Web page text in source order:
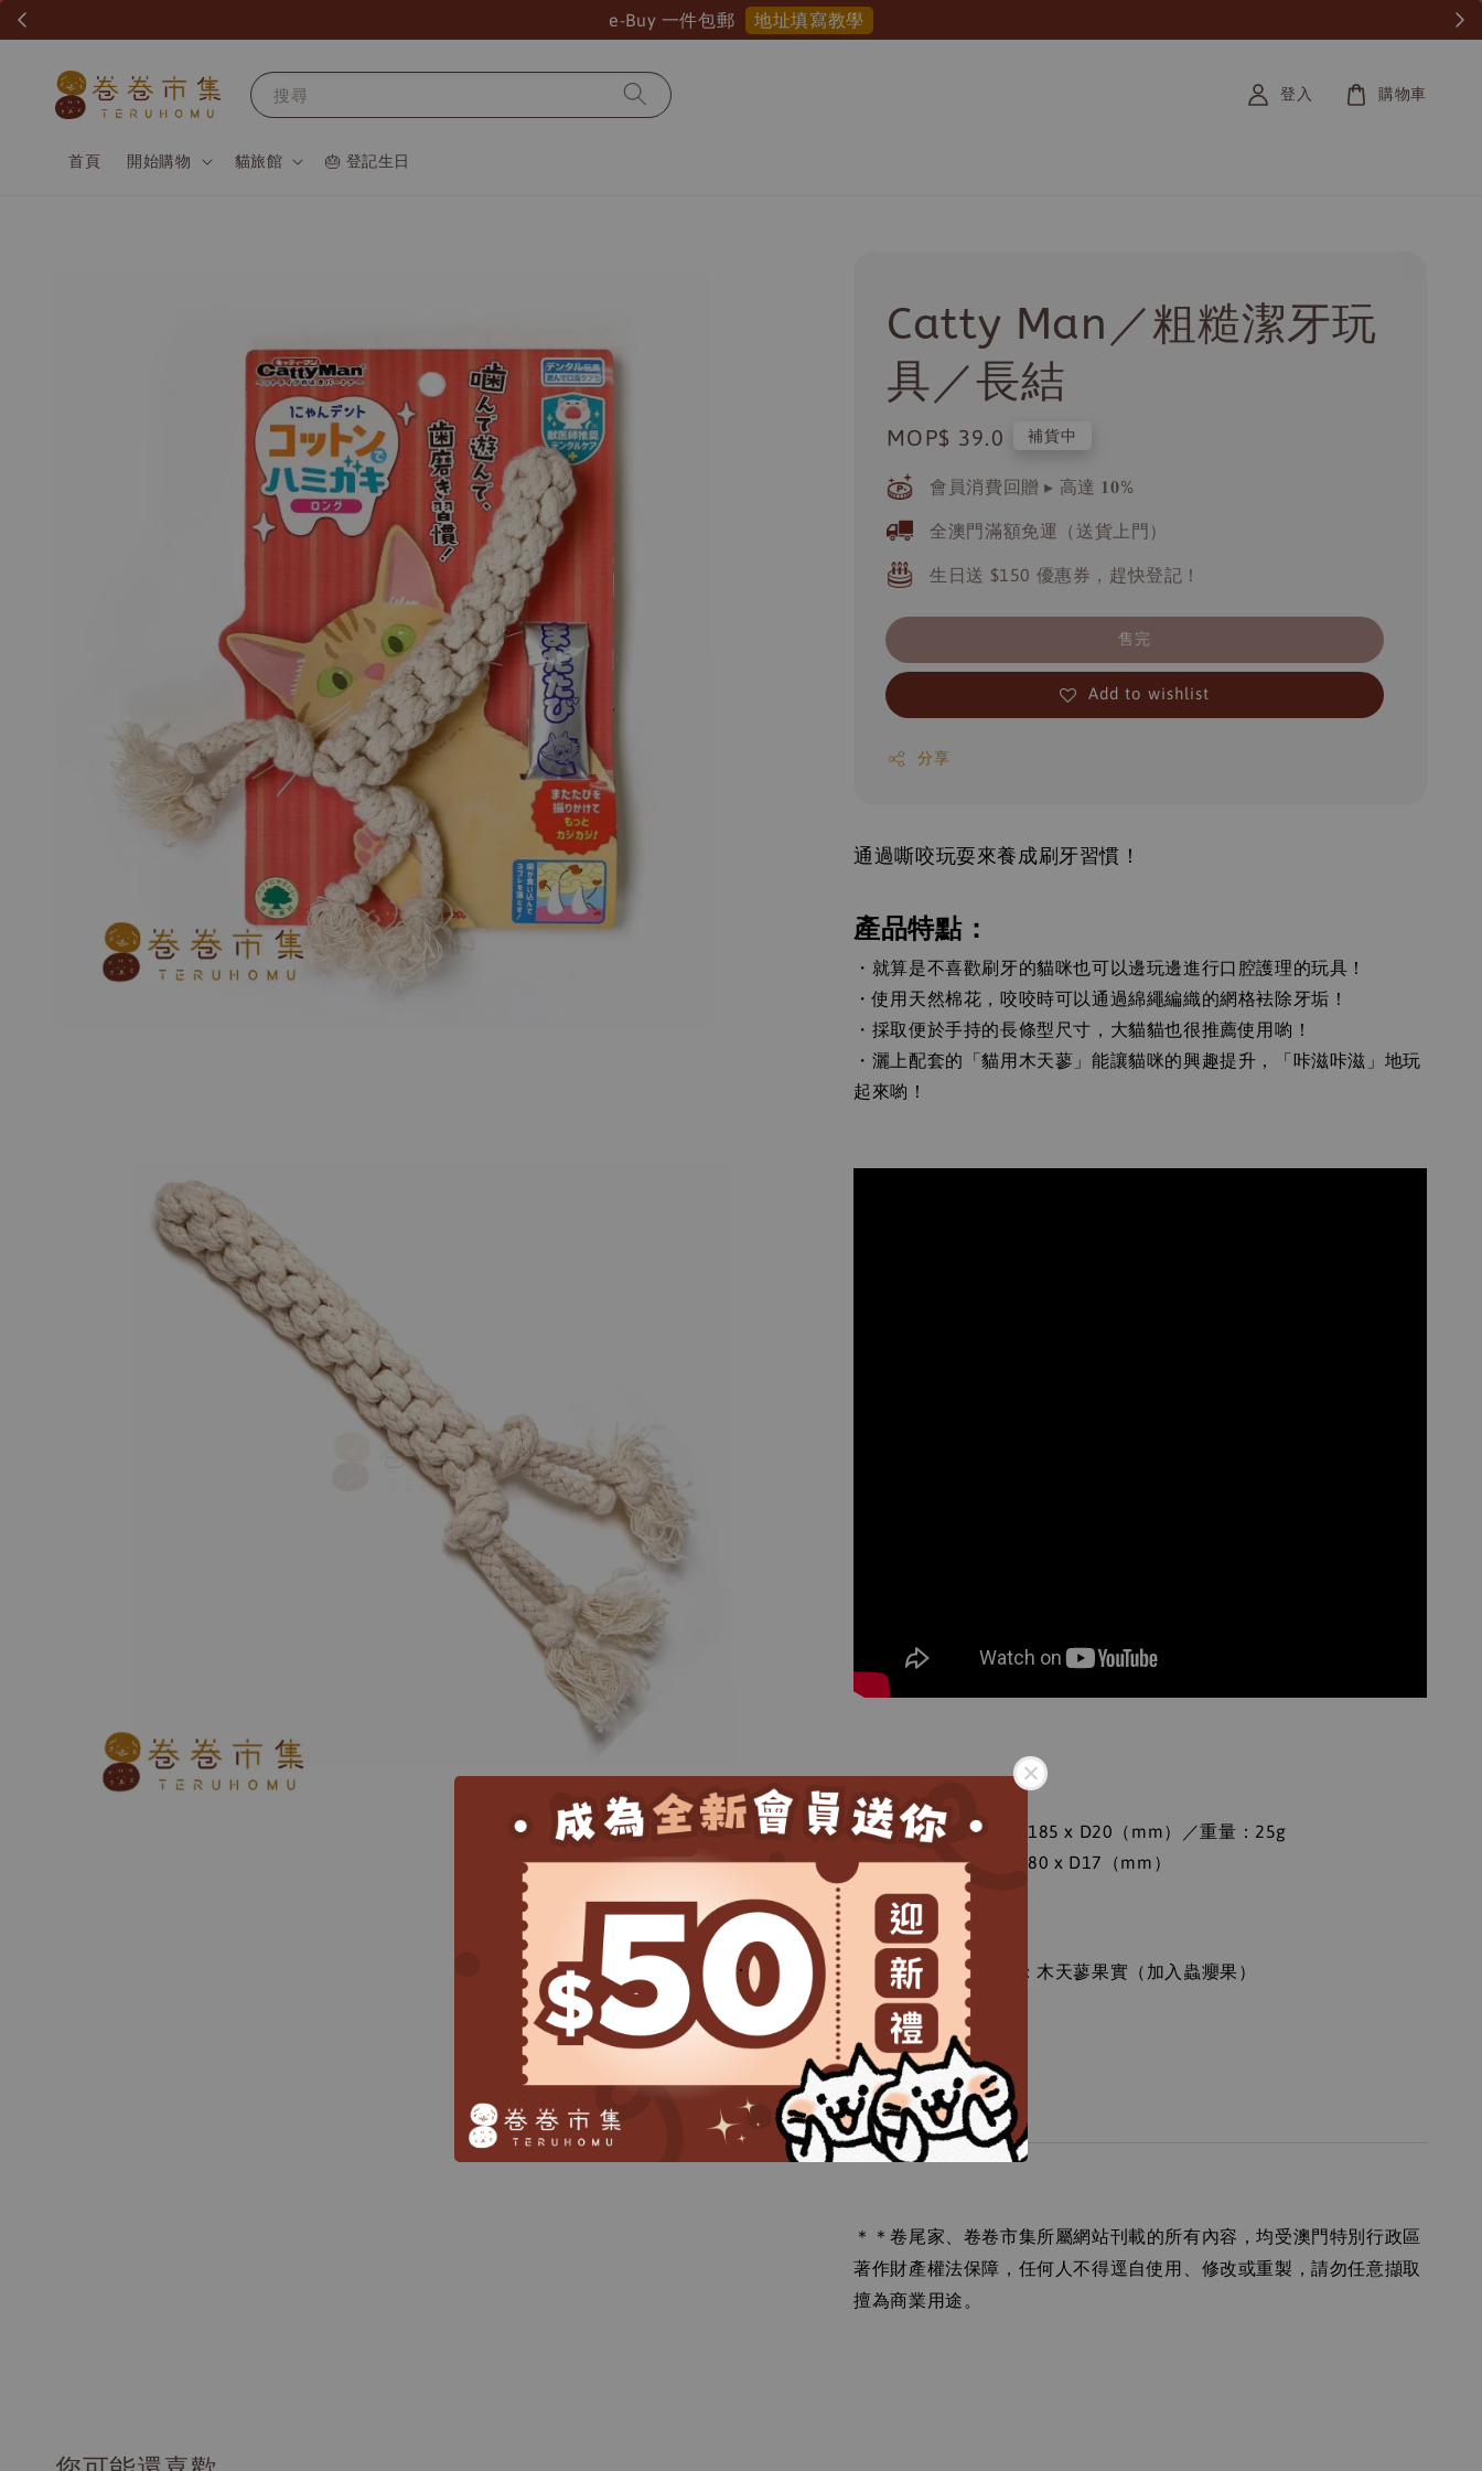
e-Buy 一件包郵 地址填寫教學
.
搜尋
首頁 開始購物 貓旅館 🎂 登記生日
登入 購物車
Catty Man／粗糙潔牙玩
具／長結
Regular
price
MOP$ 39.0 補貨中
會員消費回贈 ▸ 高達 𝟏𝟎%
全澳門滿額免運（送貨上門）
生日送 $150 優惠券，趕快登記！
售完
Add to wishlist
分享
通過嘶咬玩耍來養成刷牙習慣！
產品特點：
・就算是不喜歡刷牙的貓咪也可以邊玩邊進行口腔護理的玩具！
・使用天然棉花，咬咬時可以通過綿繩編織的網格袪除牙垢！
・採取便於手持的長條型尺寸，大貓貓也很推薦使用喲！
・灑上配套的「貓用木天蓼」能讓貓咪的興趣提升，「咔滋咔滋」地玩
起來喲！
產品規格：
包裝尺寸：W120 x H185 x D20（mm）／重量：25g
本體尺寸：W35 x H180 x D17（mm）
產品材質：
棉／貓用木天蓼粉末：木天蓼果實（加入蟲癭果）
產地：越南
＊＊卷尾家、卷卷市集所屬網站刊載的所有內容，均受澳門特別行政區
著作財產權法保障，任何人不得逕自使用、修改或重製，請勿任意擷取
擅為商業用途。